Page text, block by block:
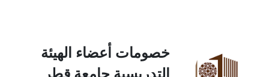
خصومات أعضاء الهيئة